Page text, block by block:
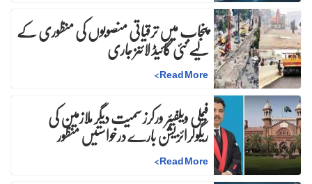
پنجاب میں ترقیاتی منصوبوں کی منظوری کے
لیے نئی گائیڈ لائنز جاری
Read More
>
فیملی ویلفیئر ورکرز سمیت دیگر ملازمین کی
ریگولرائزیشن بارے درخواستیں منظور
Read More
>